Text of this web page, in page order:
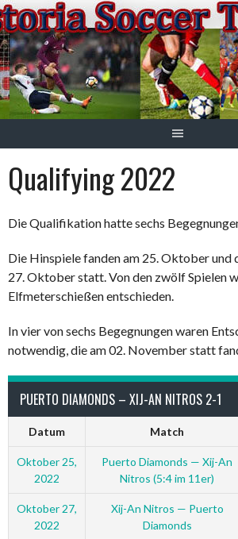
Springe
zum
Inhalt
Qualifying 2022
Die Qualifikation hatte sechs
Die Hinspiele fanden am 25. Oktober und
27. Oktober statt. Von den zwölf Spielen
Elfmeterschießen entschieden.
In vier von sechs Begegnungen waren
notwendig, die am 02. November statt
PUERTO DIAMONDS – XIJ-AN NITROS 2-1
Datum Match
Oktober 25,
2022
Puerto Diamonds — Xij-An
Nitros (5:4 im 11er)
Oktober 27,
2022
Xij-An Nitros — Puerto
Diamonds